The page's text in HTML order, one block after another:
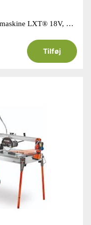
Makita Diamantskæremaskine LXT® 18V, 8800 min⁻¹, 125 mm, 0,5 l
Tilføj